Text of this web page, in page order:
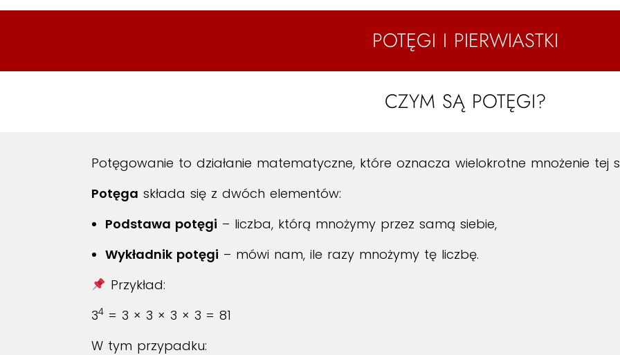
POTĘGI I PIERWIASTKI
CZYM SĄ POTĘGI?
Potęgowanie to działanie matematyczne, które oznacza wielokrotne mnożenie tej
Potęga składa się z dwóch elementów:
Podstawa potęgi – liczba, którą mnożymy przez samą siebie,
Wykładnik potęgi – mówi nam, ile razy mnożymy tę liczbę.
Przykład:
34 = 3 × 3 × 3 × 3 = 81
W tym przypadku: